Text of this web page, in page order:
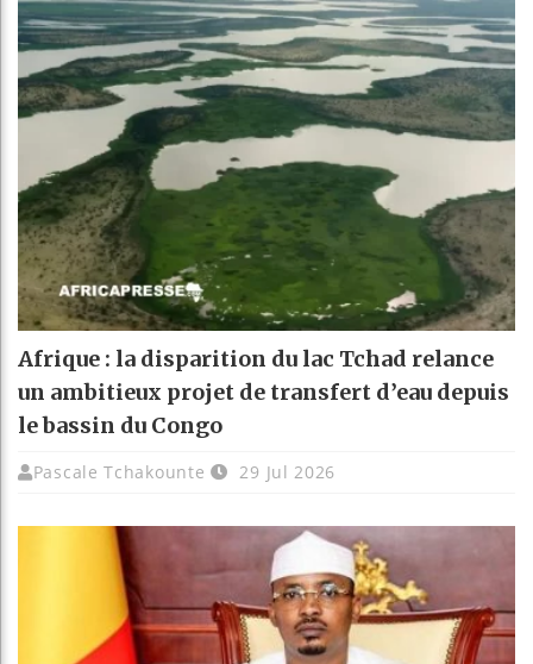
Afrique : la disparition du lac Tchad relance
un ambitieux projet de transfert d’eau depuis
le bassin du Congo
Pascale Tchakounte 29 Jul 2026